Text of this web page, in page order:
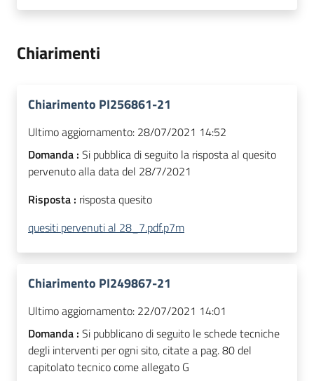
Chiarimenti
Chiarimento PI256861-21
Ultimo aggiornamento: 28/07/2021 14:52
Domanda : Si pubblica di seguito la risposta al quesito
pervenuto alla data del 28/7/2021
Risposta : risposta quesito
quesiti pervenuti al 28_7.pdf.p7m
Chiarimento PI249867-21
Ultimo aggiornamento: 22/07/2021 14:01
Domanda : Si pubblicano di seguito le schede tecniche
degli interventi per ogni sito, citate a pag. 80 del
capitolato tecnico come allegato G